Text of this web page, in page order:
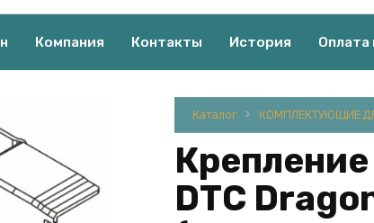
Компания Контакты История Оплата
Каталог КОМПЛЕКТУЮЩИЕ
DTC